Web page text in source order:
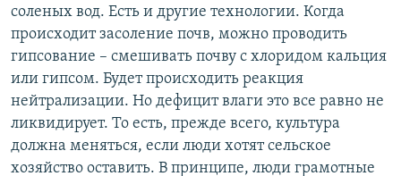
соленых вод. Есть и другие технологии. Когда
происходит засоление почв, можно проводить
гипсование – смешивать почву с хлоридом кальция
или гипсом. Будет происходить реакция
нейтрализации. Но дефицит влаги это все равно не
ликвидирует. То есть, прежде всего, культура
должна меняться, если люди хотят сельское
хозяйство оставить. В принципе, люди грамотные